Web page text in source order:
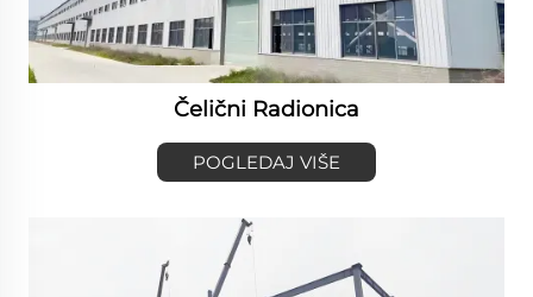
Čelični Radionica
POGLEDAJ VIŠE